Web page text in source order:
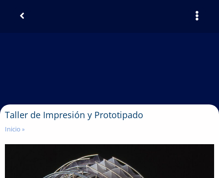
Taller de Impresión y Prototipado
Inicio »